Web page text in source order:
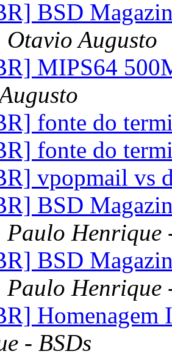
BSD
Otavio Augusto
MIPS64
fonte do
fonte do
vpopmail vs
BSD
Paulo Henrique
BSD
Paulo Henrique
- BSDs